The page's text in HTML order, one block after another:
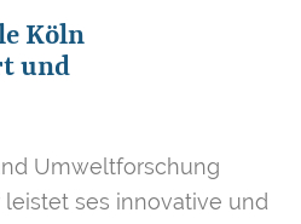
Köln
und
Umweltforschung
ses innovative und